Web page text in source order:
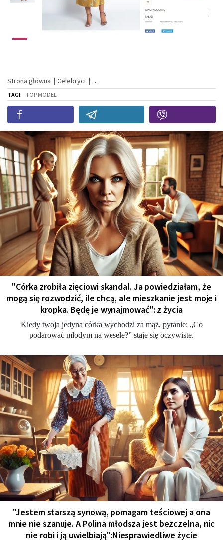
Strona główna Celebryci
TAGI: TOP MODEL
"Córka zrobiła zięciowi skandal. Ja powiedziałam, że
mogą się rozwodzić, ile chcą, ale mieszkanie jest moje i
kropka. Będę je wynajmować": z życia
Kiedy twoja jedyna córka wychodzi za mąż, pytanie: „Co
podarować młodym na wesele?” staje się oczywiste.
"Jestem starszą synową, pomagam teściowej a ona
mnie nie szanuje. A Polina młodsza jest bezczelna, nic
nie robi i ją uwielbiają":Niesprawiedliwe życie